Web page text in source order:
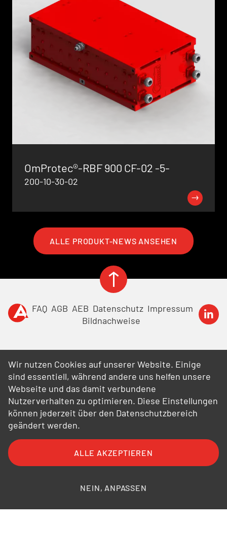
OmProtec®-RBF 900 CF-02 -5-
200-10-30-02
ALLE PRODUKT-NEWS ANSEHEN
FAQ AGB AEB Datenschutz Impressum
Bildnachweise
Wir nutzen Cookies auf unserer Website. Einige
sind essentiell, während andere uns helfen unsere
Webseite und das damit verbundene
Nutzerverhalten zu optimieren. Diese Einstellungen
können jederzeit über den Datenschutzbereich
geändert werden.
ALLE AKZEPTIEREN
NEIN, ANPASSEN